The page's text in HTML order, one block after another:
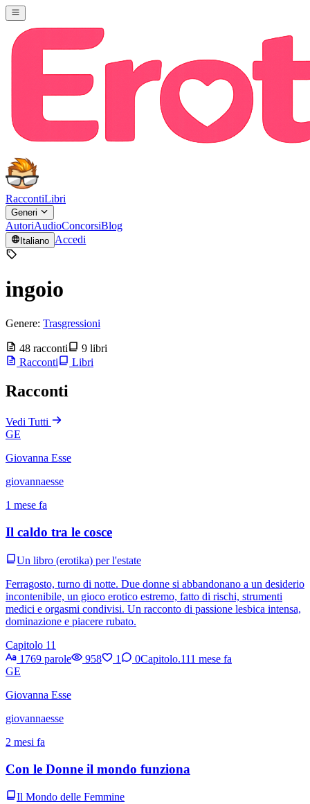
RaccontiLibri
Generi
AutoriAudioConcorsiBlog
Italiano Accedi
ingoio
Genere: Trasgressioni
48 racconti
9 libri
Racconti
Libri
Racconti
Vedi Tutti
GE
Giovanna Esse
giovannaesse
1 mese fa
Il caldo tra le cosce
Un libro (erotika) per l'estate
Ferragosto, turno di notte. Due donne si abbandonano a un desiderio
incontenibile, un gioco erotico estremo, fatto di rischi, strumenti
medici e orgasmi condivisi. Un racconto di passione lesbica intensa,
dominazione e piacere rubato.
Capitolo 11
1769 parole
958 1 0Capitolo.111 mese fa
GE
Giovanna Esse
giovannaesse
2 mesi fa
Con le Donne il mondo funziona
Il Mondo delle Femmine